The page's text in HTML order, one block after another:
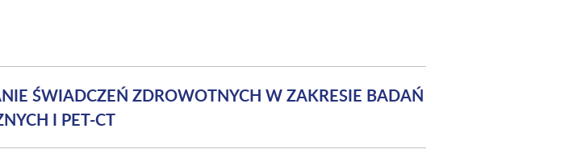
ŚWIADCZEŃ ZDROWOTNYCH W ZAKRESIE BADAŃ
I PET-CT